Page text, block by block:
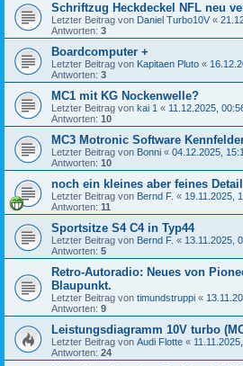
Schriftzug Heckdeckel NFL neu
Letzter Beitrag von Daniel Turbo10V «
Antworten: 3
Boardcomputer +
Letzter Beitrag von Kapitaen Pluto «
Antworten: 3
MC1 mit KG Nockenwelle?
Letzter Beitrag von kai 1 « 11.12.2025,
Antworten: 10
MC3 Motronic Software
Letzter Beitrag von Bonni « 04.12.2025,
Antworten: 10
noch ein kleines aber feines Detail
Letzter Beitrag von Bernd F. « 19.11.2025,
Antworten: 11
Sportsitze S4 C4 in Typ44
Letzter Beitrag von Bernd F. « 13.11.2025,
Antworten: 5
Retro-Autoradio: Neues von
Blaupunkt.
Letzter Beitrag von timundstruppi «
Antworten: 9
Leistungsdiagramm 10V turbo
Letzter Beitrag von Audi Flotte «
Antworten: 24